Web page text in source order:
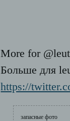
More for
Больше для
https://
запасные фото